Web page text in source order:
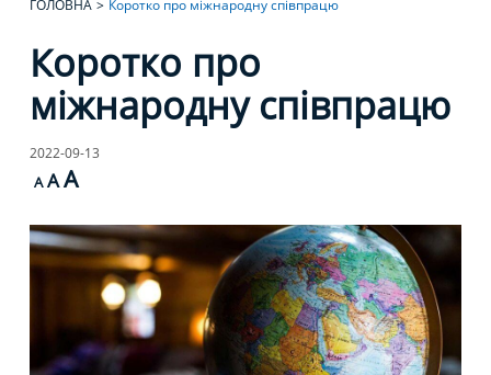
ГОЛОВНА Коротко про міжнародну співпрацю
Коротко про
міжнародну співпрацю
2022-09-13
A AA